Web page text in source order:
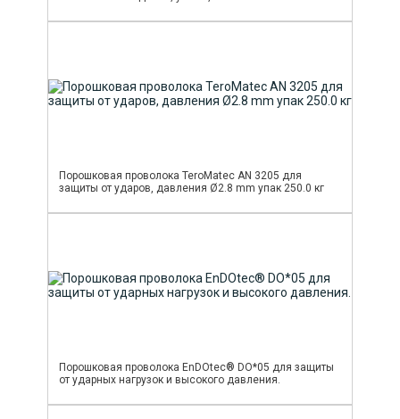
Порошковая проволока TeroMatec AN 3205 для
защиты от ударов, давления Ø2.8 mm упак 250.0 кг
Порошковая проволока EnDOtec® DO*05 для защиты
от ударных нагрузок и высокого давления.